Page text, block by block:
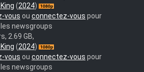
(2024)
vous ou connectez-vous pour
newsgroups
2.69 GB,
(2024)
vous ou connectez-vous pour
newsgroups